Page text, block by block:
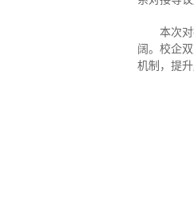
本次
阔。校企
机制，提